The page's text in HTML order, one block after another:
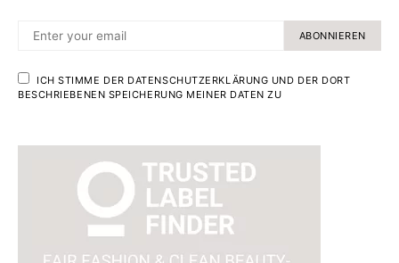
ABONNIEREN
ICH STIMME DER DATENSCHUTZERKLÄRUNG UND DER DORT
BESCHRIEBENEN SPEICHERUNG MEINER DATEN ZU